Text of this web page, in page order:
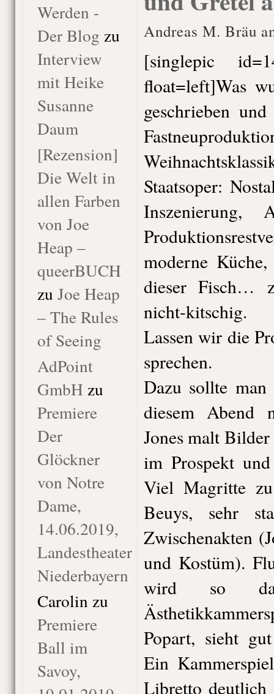
Werden -
Der Blog zu
Interview
mit Heike
Susanne
Daum
[Rezension]
Die Welt in
allen Farben
von Joe
Heap –
queerBUCH
zu Joe Heap
– The Rules
of Seeing
AdPoint
GmbH zu
Premiere
Der
Glöckner
von Notre
Dame,
14.06.2019,
Landestheater
Niederbayern
Carolin zu
Premiere
Ball im
Savoy,
Andreas M. Bräu
[singlepic
float=left]Was
geschrieben
Staatsoper:
Inszenierung,
moderne
dieser Fisch…
nicht-kitschig.
Lassen wir die
sprechen.
Dazu sollte man
diesem Abend
Jones malt
im Prospekt
Viel Magritte
Beuys, sehr
Zwischenakten
und Kostüm).
wird so
Popart, sieht
Ein
Libretto deutlich